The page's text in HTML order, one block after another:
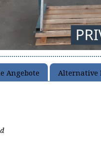
Angebote Alternative